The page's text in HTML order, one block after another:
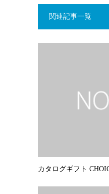
関連記事一覧
カタログギフト